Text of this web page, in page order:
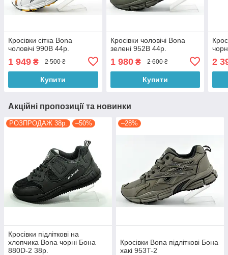
Кросівки сітка Bona
чоловічі 990B 44р.
1 949 ₴ 2 500 ₴
Купити
Кросівки чоловічі Bona
зелені 952B 44р.
1 980₴ 2 600 ₴
Купити
2
Акційні пропозиції та новинки
РОЗПРОДАЖ 38р. –50%
Кросівки підліткові на
хлопчика Bona чорні Бона
880D-2 38р.
–28%
Кросівки Bona підліткові Бона
хакі 953T-2